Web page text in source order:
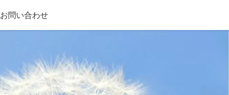
お問い合わせ